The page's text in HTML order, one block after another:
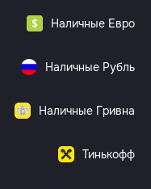
Наличные Евро
Наличные Рубль
Наличные Гривна
Тинькофф